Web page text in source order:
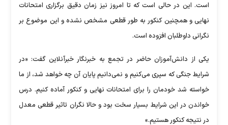
است. این در حالی است که تا امروز نیز زمان دقیق برگزاری امتحانات
نهایی و همچنین کنکور به طور قطعی مشخص نشده و این موضوع بر
نگرانی داوطلبان افزوده است.
یکی از دانش‌آموزان حاضر در تجمع به خبرنگار خبرآنلاین گفت: «در
شرایط جنگی که سپری می‌کنیم و نمی‌دانیم پایان آن چه خواهد شد، از ما
خواسته شد خودمان را برای امتحانات نهایی و کنکور آماده کنیم. درس
خواندن در این شرایط بسیار سخت بود و حالا نگران تاثیر قطعی معدل
در نتیجه کنکور هستیم.»